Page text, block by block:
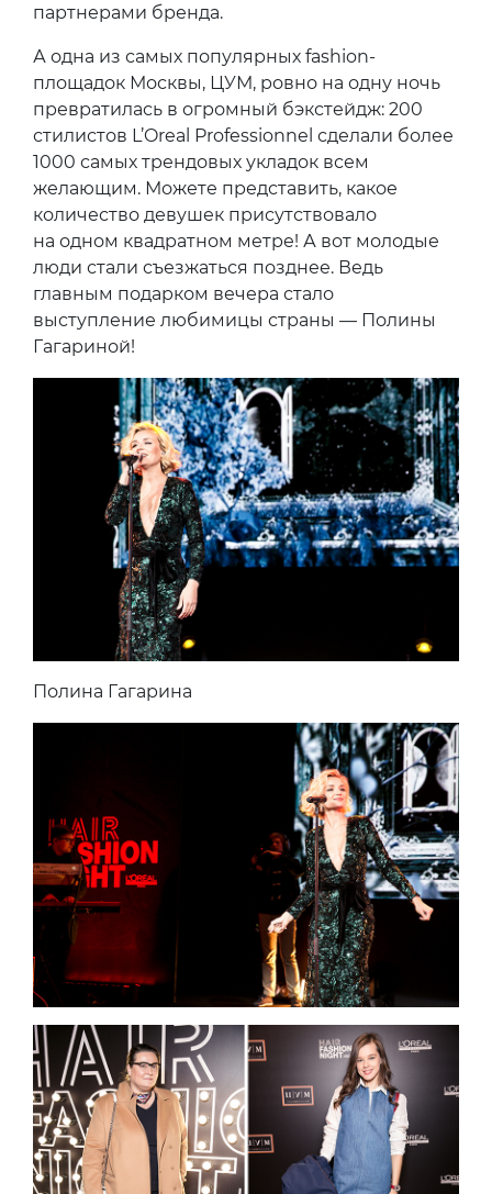
партнерами бренда.
А одна из самых популярных fashion-
площадок Москвы, ЦУМ, ровно на одну ночь
превратилась в огромный бэкстейдж: 200
стилистов L’Oreal Professionnel сделали более
1000 самых трендовых укладок всем
желающим. Можете представить, какое
количество девушек присутствовало
на одном квадратном метре! А вот молодые
люди стали съезжаться позднее. Ведь
главным подарком вечера стало
выступление любимицы страны — Полины
Гагариной!
Полина Гагарина